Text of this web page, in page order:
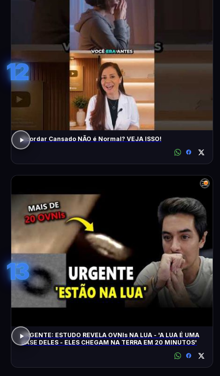
12
Acordar Cansado NÃO é Normal? VEJA ISSO!
13
URGENTE: ESTUDO REVELA OVNIs NA LUA - 'A LUA É UMA
BASE DELES - ELES CHEGAM NA TERRA EM 20 MINUTOS'